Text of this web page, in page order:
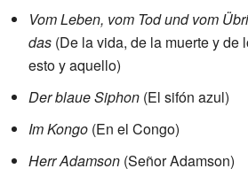
Vom Leben, vom Tod und vom
das (De la vida, de la muerte y de
esto y aquello)
Der blaue Siphon (El sifón azul)
Im Kongo (En el Congo)
Herr Adamson (Señor Adamson)